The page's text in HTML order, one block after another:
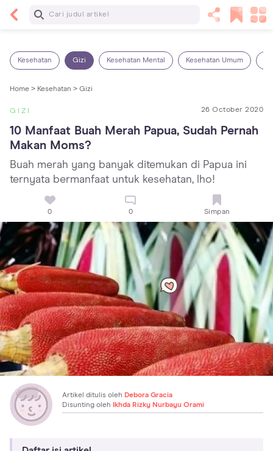
Baca Selanjutnya
Kesehatan Gizi Kesehatan Mental Kesehatan Umum
Home > Kesehatan > Gizi
GIZI 26 October 2020
10 Manfaat Buah Merah Papua, Sudah Pernah
Makan Moms?
Buah merah yang banyak ditemukan di Papua ini
ternyata bermanfaat untuk kesehatan, lho!
0 0 Simpan
Artikel ditulis oleh Debora Gracia
Disunting oleh
Ikhda Rizky Nurbayu Orami